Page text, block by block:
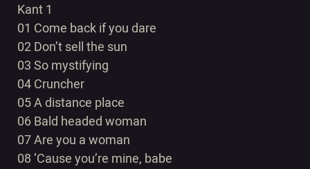
Kant 1
01 Come back if you dare
02 Don’t sell the sun
03 So mystifying
04 Cruncher
05 A distance place
06 Bald headed woman
07 Are you a woman
08 ‘Cause you’re mine, babe